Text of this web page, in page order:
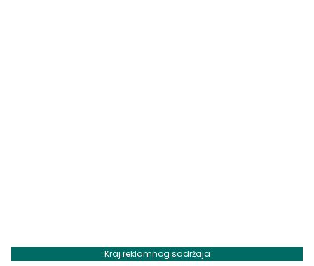
Kraj reklamnog sadržaja